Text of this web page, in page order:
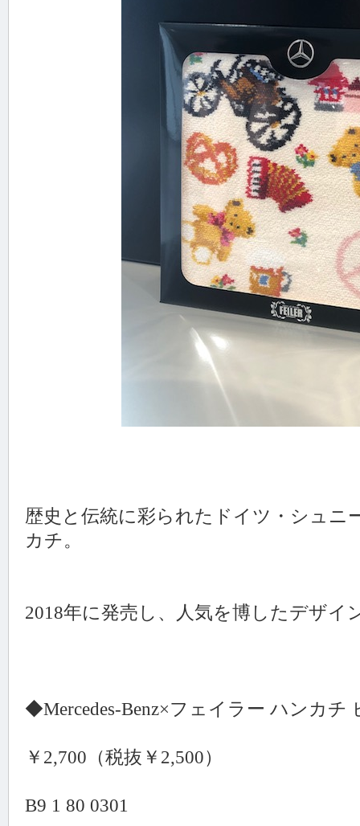
歴史と伝統に彩られたドイツ・シュニ
カチ。
2018年に発売し、人気を博したデザイ
◆Mercedes-Benz×フェイラー ハンカチ
￥2,700（税抜￥2,500）
B9 1 80 0301